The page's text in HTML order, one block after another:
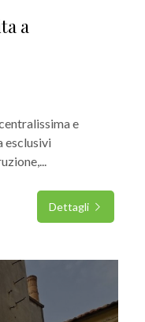
a
e
esclusivi
Dettagli